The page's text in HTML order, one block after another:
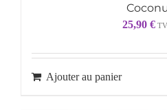
25,90 €
Ajouter au panier